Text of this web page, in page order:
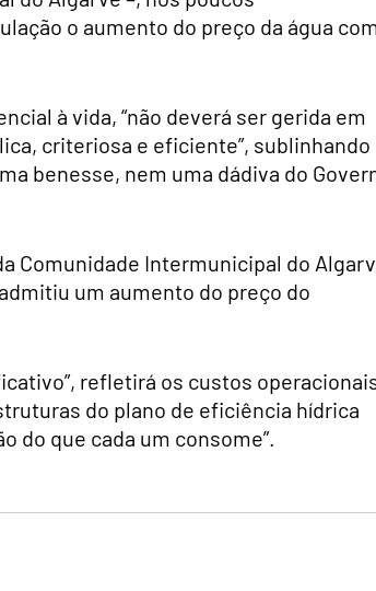
o aumento do preço da água
à vida, “não deverá ser gerida em
criteriosa e eficiente”, sublinhando
benesse, nem uma dádiva do
Comunidade Intermunicipal do
um aumento do preço do
refletirá os custos
do plano de eficiência hídrica
do que cada um consome”.